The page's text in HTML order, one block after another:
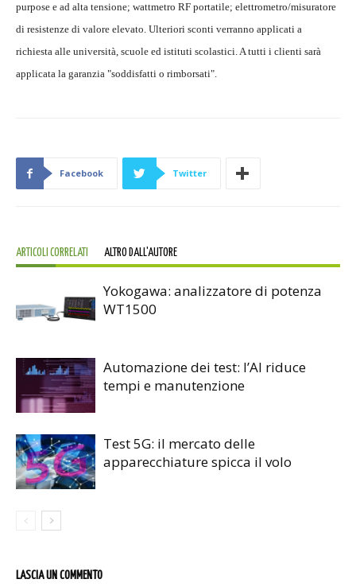
purpose e ad alta tensione; wattmetro RF portatile; elettrometro/misuratore
di resistenze di valore elevato. Ulteriori sconti verranno applicati a
richiesta alle università, scuole ed istituti scolastici. A tutti i clienti sarà
applicata la garanzia "soddisfatti o rimborsati".
Facebook Twitter
ARTICOLI CORRELATI ALTRO DALL'AUTORE
Yokogawa: analizzatore di potenza
WT1500
Automazione dei test: l’AI riduce
tempi e manutenzione
Test 5G: il mercato delle
apparecchiature spicca il volo
LASCIA UN COMMENTO